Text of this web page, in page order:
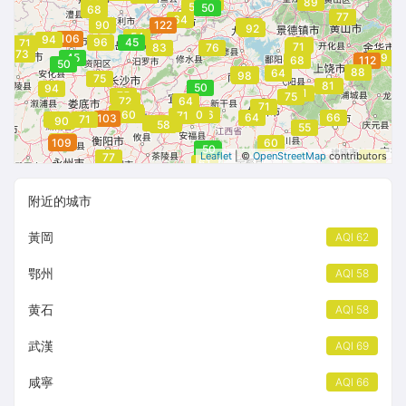
70
72
58
71
88
112
75
98
71
75
71
64
60
71
73
88
81
50
45
66
75
77
75
45
77
52
90
92
79
81
102
71
90
96
64
122
60
60
94
66
86
103
57
50
50
60
58
73
71
54
50
66
90
76
88
64
109
68
68
94 50
83
64 64
71
55
98
94
61
106
Leaflet| ©OpenStreetMapcontributors
附近的城市
黃岡 AQI 62
鄂州 AQI 58
黄石 AQI 58
武漢 AQI 69
咸寧 AQI 66